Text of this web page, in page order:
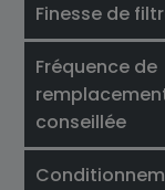
Finesse de
Fréquence de
conseillée